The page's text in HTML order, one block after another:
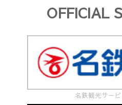
OFFICIAL
名鉄観光サー